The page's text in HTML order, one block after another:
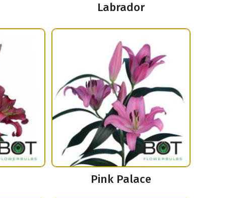
Labrador
Pink Palace